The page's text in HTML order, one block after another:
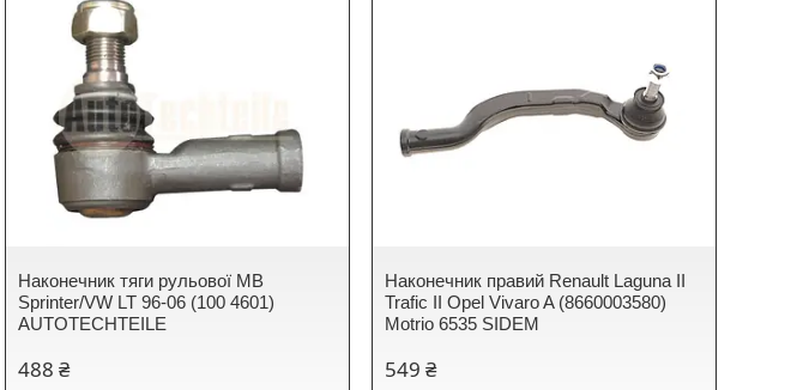
Наконечник тяги рульової MB
Sprinter/VW LT 96-06 (100 4601)
AUTOTECHTEILE
488 ₴
Наконечник правий Renault Laguna II
Trafic II Opel Vivaro A (8660003580)
Motrio 6535 SIDEM
549 ₴